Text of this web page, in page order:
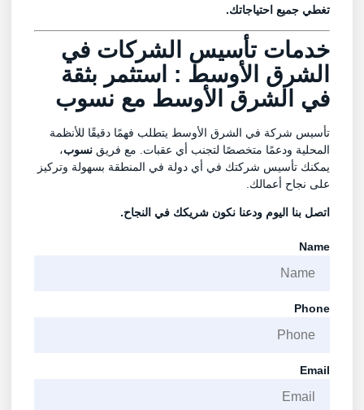
تغطي جميع احتياجاتك.
خدمات تأسيس الشركات في
الشرق الأوسط : استثمر بثقة
في الشرق الأوسط معنسوب
تأسيس شركة في الشرق الأوسط يتطلب فهمًا دقيقًا للأنظمة
المحلية ودعمًا متخصصًا لتجنب أي عقبات. مع فريقنسوب،
يمكنك تأسيس شركتك في أي دولة في المنطقة بسهولة وتركيز
على نجاح أعمالك.
اتصل بنا اليوم ودعنا نكون شريكك في النجاح.
Name
Phone
Email